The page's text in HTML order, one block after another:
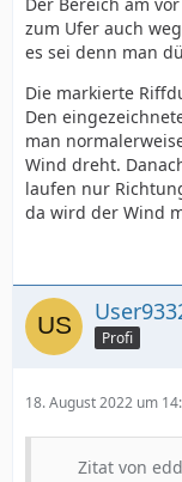
zum Ufer auch
es sei denn man
Die markierte
Den
man
Wind dreht.
laufen nur
da wird der Wind
Profi
18. August 2022 um
Zitat von